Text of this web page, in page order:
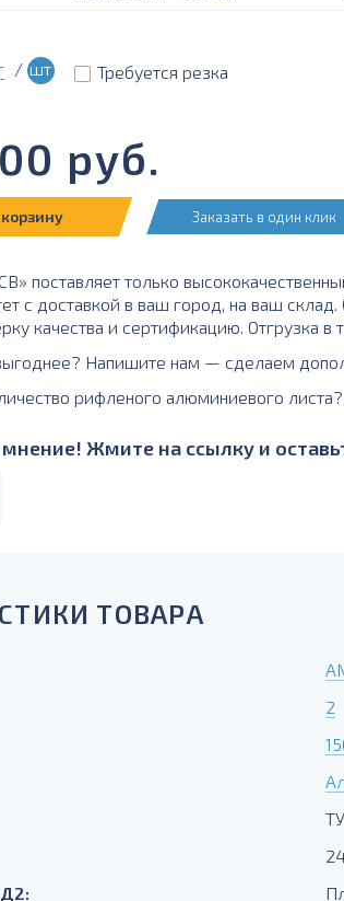
/ шт Требуется резка
руб.
Заказать в один клик
поставляет только
с доставкой в ваш город, на ваш
качества и сертификацию. Отгрузка в
Напишите нам — сделаем
рифленого алюминиевого
Жмите на ссылку и
ТОВАРА
2